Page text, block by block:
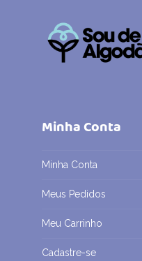
Minha Conta
Minha Conta
Meus Pedidos
Meu Carrinho
Cadastre-se